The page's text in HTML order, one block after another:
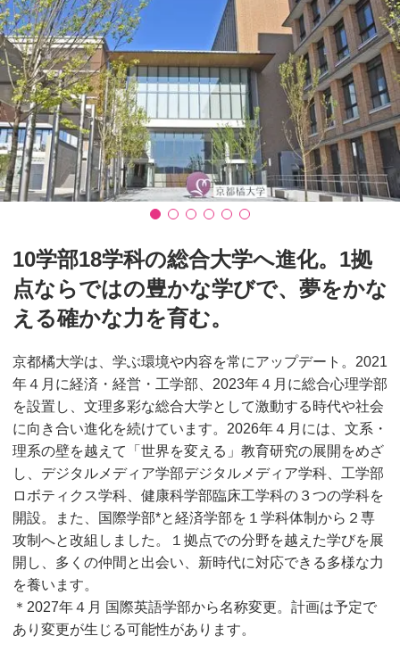
10学部18学科の総合大学へ進化。1拠
点ならではの豊かな学びで、夢をかな
える確かな力を育む。
京都橘大学は、学ぶ環境や内容を常にアップデート。2021
年４月に経済・経営・工学部、2023年４月に総合心理学部
を設置し、文理多彩な総合大学として激動する時代や社会
に向き合い進化を続けています。2026年４月には、文系・
理系の壁を越えて「世界を変える」教育研究の展開をめざ
し、デジタルメディア学部デジタルメディア学科、工学部
ロボティクス学科、健康科学部臨床工学科の３つの学科を
開設。また、国際学部*と経済学部を１学科体制から２専
攻制へと改組しました。１拠点での分野を越えた学びを展
開し、多くの仲間と出会い、新時代に対応できる多様な力
を養います。
＊2027年４月 国際英語学部から名称変更。計画は予定で
あり変更が生じる可能性があります。